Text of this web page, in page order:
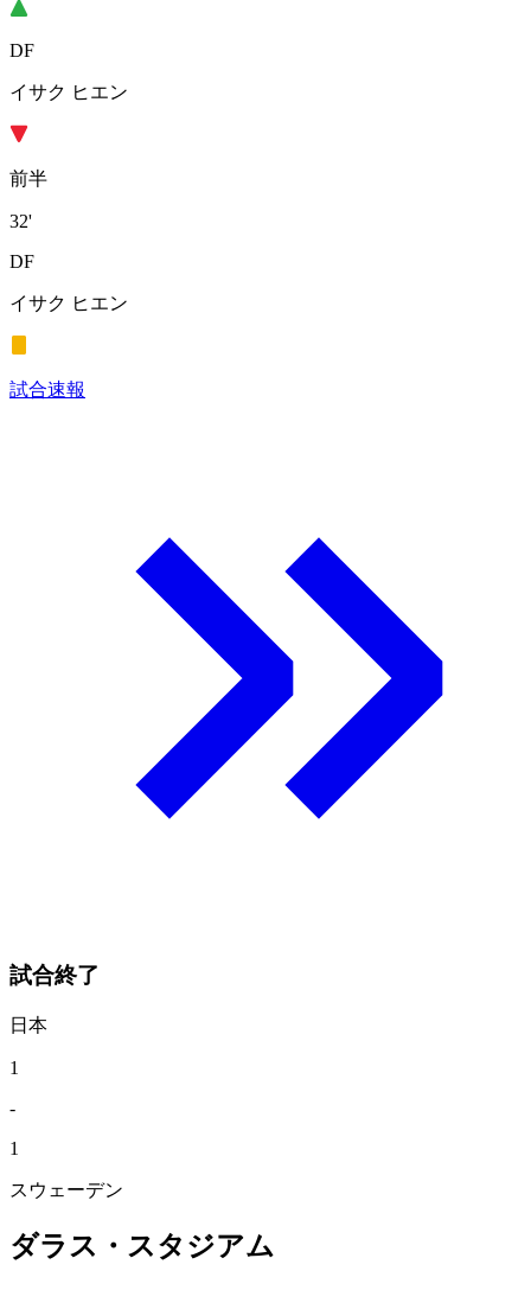
DF
イサク ヒエン
前半
32'
DF
イサク ヒエン
試合速報
試合終了
日本
1
-
1
スウェーデン
ダラス・スタジアム